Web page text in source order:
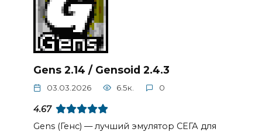
Gens 2.14 / Gensoid 2.4.3
03.03.2026 6.5к. 0
4.67
Gens (Генс) — лучший эмулятор СЕГА для